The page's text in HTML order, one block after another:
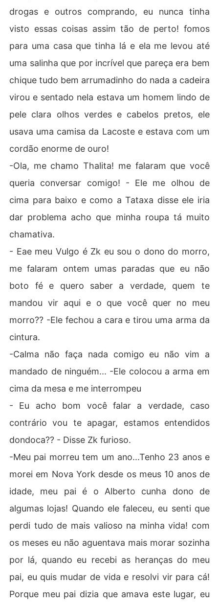
drogas e outros comprando, eu nunca tinha
visto essas coisas assim tão de perto! fomos
para uma casa que tinha lá e ela me levou até
uma salinha que por incrível que pareça era bem
chique tudo bem arrumadinho do nada a cadeira
virou e sentado nela estava um homem lindo de
pele clara olhos verdes e cabelos pretos, ele
usava uma camisa da Lacoste e estava com um
cordão enorme de ouro!
-Ola, me chamo Thalita! me falaram que você
queria conversar comigo! - Ele me olhou de
cima para baixo e como a Tataxa disse ele iria
dar problema acho que minha roupa tá muito
chamativa.
- Eae meu Vulgo é Zk eu sou o dono do morro,
me falaram ontem umas paradas que eu não
boto fé e quero saber a verdade, quem te
mandou vir aqui e o que você quer no meu
morro?? -Ele fechou a cara e tirou uma arma da
cintura.
-Calma não faça nada comigo eu não vim a
mandado de ninguém... -Ele colocou a arma em
cima da mesa e me interrompeu
- Eu acho bom você falar a verdade, caso
contrário vou te apagar, estamos entendidos
dondoca?? - Disse Zk furioso.
-Meu pai morreu tem um ano...Tenho 23 anos e
morei em Nova York desde os meus 10 anos de
idade, meu pai é o Alberto cunha dono de
algumas lojas! Quando ele faleceu, eu senti que
perdi tudo de mais valioso na minha vida! com
os meses eu não aguentava mais morar sozinha
por lá, quando eu recebi as heranças do meu
pai, eu quis mudar de vida e resolvi vir para cá!
Porque meu pai dizia que amava este lugar, eu